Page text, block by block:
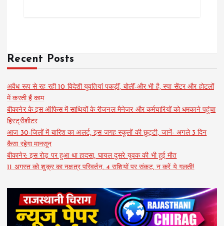
Recent Posts
अवैध रूप से रह रही 10 विदेशी युवतियां पकड़ीं, बोलीं-और भी है, स्पा सेंटर और होटलों
में करती हैं काम
बीकानेर के इस ऑफिस में साथियों के रीजनल मैनेजर और कर्मचारियों को धमकाने पहुंचा
हिस्ट्रीशीटर
आज 30-जिलों में बारिश का अलर्ट, इस जगह स्कूलों की छुट्टी, जानें- अगले 3 दिन
कैसा रहेगा मानसून
बीकानेर: इस रोड़ पर हुआ था हादसा, घायल दूसरे युवक की भी हुई मौत
11 अगस्त को शुक्र का नक्षत्र परिवर्तन, 4 राशियों पर संकट, न करें ये गलती!